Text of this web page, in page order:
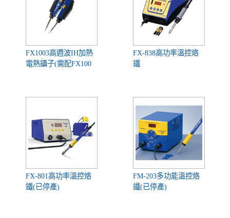
FX1003高週波IH加熱
電熱鑷子(需配FX100
FX-838高功率溫控烙
鐵
FX-801高功率溫控烙
鐵(已停產)
FM-203多功能溫控烙
鐵(已停產)